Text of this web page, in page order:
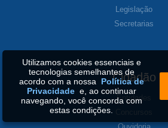
Legislação
Secretarias
Cidadão
Entidades
Utilizamos cookies essenciais e
tecnologias semelhantes de
acordo com a nossa Política de
Privacidadee, ao continuar
navegando, você concorda com
estas condições.